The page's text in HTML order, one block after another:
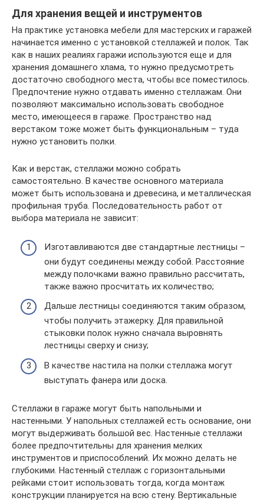
Для хранения вещей и инструментов
На практике установка мебели для мастерских и гаражей
начинается именно с установкой стеллажей и полок. Так
как в наших реалиях гаражи используются еще и для
хранения домашнего хлама, то нужно предусмотреть
достаточно свободного места, чтобы все поместилось.
Предпочтение нужно отдавать именно стеллажам. Они
позволяют максимально использовать свободное
место, имеющееся в гараже. Пространство над
верстаком тоже может быть функциональным – туда
нужно установить полки.
Как и верстак, стеллажи можно собрать
самостоятельно. В качестве основного материала
может быть использована и древесина, и металлическая
профильная труба. Последовательность работ от
выбора материала не зависит:
Изготавливаются две стандартные лестницы –
они будут соединены между собой. Расстояние
между полочками важно правильно рассчитать,
также важно просчитать их количество;
Дальше лестницы соединяются таким образом,
чтобы получить этажерку. Для правильной
стыковки полок нужно сначала выровнять
лестницы сверху и снизу;
В качестве настила на полки стеллажа могут
выступать фанера или доска.
Стеллажи в гараже могут быть напольными и
настенными. У напольных стеллажей есть основание, они
могут выдерживать большой вес. Настенные стеллажи
более предпочтительны для хранения мелких
инструментов и приспособлений. Их можно делать не
глубокими. Настенный стеллаж с горизонтальными
рейками стоит использовать тогда, когда монтаж
конструкции планируется на всю стену. Вертикальные